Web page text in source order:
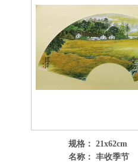
规格： 21x62cm
名称： 丰收季节